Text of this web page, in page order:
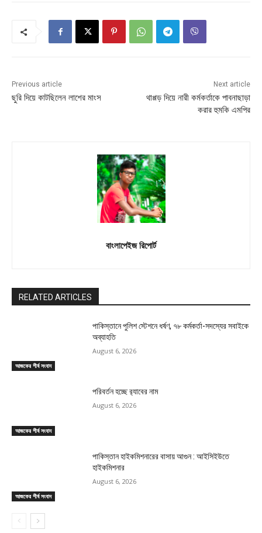
Previous article
ছুরি দিয়ে কাটছিলেন লাশের মাংস
Next article
থাপ্পড় দিয়ে নারী কর্মকর্তাকে পাবনাছাড়া
করার হুমকি এমপির
বাংলাপেইজ রিপোর্ট
RELATED ARTICLES
আজকের শীর্ষ সংবাদ
পাকিস্তানে পুলিশ স্টেশনে ধর্ষণ, ৭৮ কর্মকর্তা-সদস্যের সবাইকে
অব্যাহতি
August 6, 2026
আজকের শীর্ষ সংবাদ
পরিবর্তন হচ্ছে র‌্যাবের নাম
August 6, 2026
আজকের শীর্ষ সংবাদ
পাকিস্তান হাইকমিশনারের বাসায় আগুন : আইসিইউতে
হাইকমিশনার
August 6, 2026